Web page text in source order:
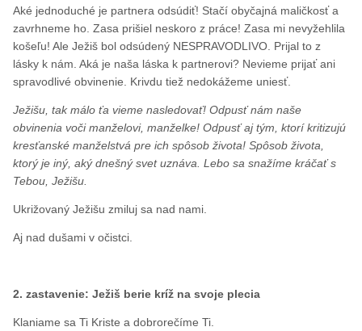
Aké jednoduché je partnera odsúdiť! Stačí obyčajná maličkosť a
zavrhneme ho. Zasa prišiel neskoro z práce! Zasa mi nevyžehlila
košeľu! Ale Ježiš bol odsúdený NESPRAVODLIVO. Prijal to z
lásky k nám. Aká je naša láska k partnerovi? Nevieme prijať ani
spravodlivé obvinenie. Krivdu tiež nedokážeme uniesť.
Ježišu, tak málo ťa vieme nasledovať! Odpusť nám naše
obvinenia voči manželovi, manželke! Odpusť aj tým, ktorí kritizujú
kresťanské manželstvá pre ich spôsob života! Spôsob života,
ktorý je iný, aký dnešný svet uznáva. Lebo sa snažíme kráčať s
Tebou, Ježišu.
Ukrižovaný Ježišu zmiluj sa nad nami.
Aj nad dušami v očistci.
2. zastavenie: Ježiš berie kríž na svoje plecia
Klaniame sa Ti Kriste a dobrorečíme Ti.